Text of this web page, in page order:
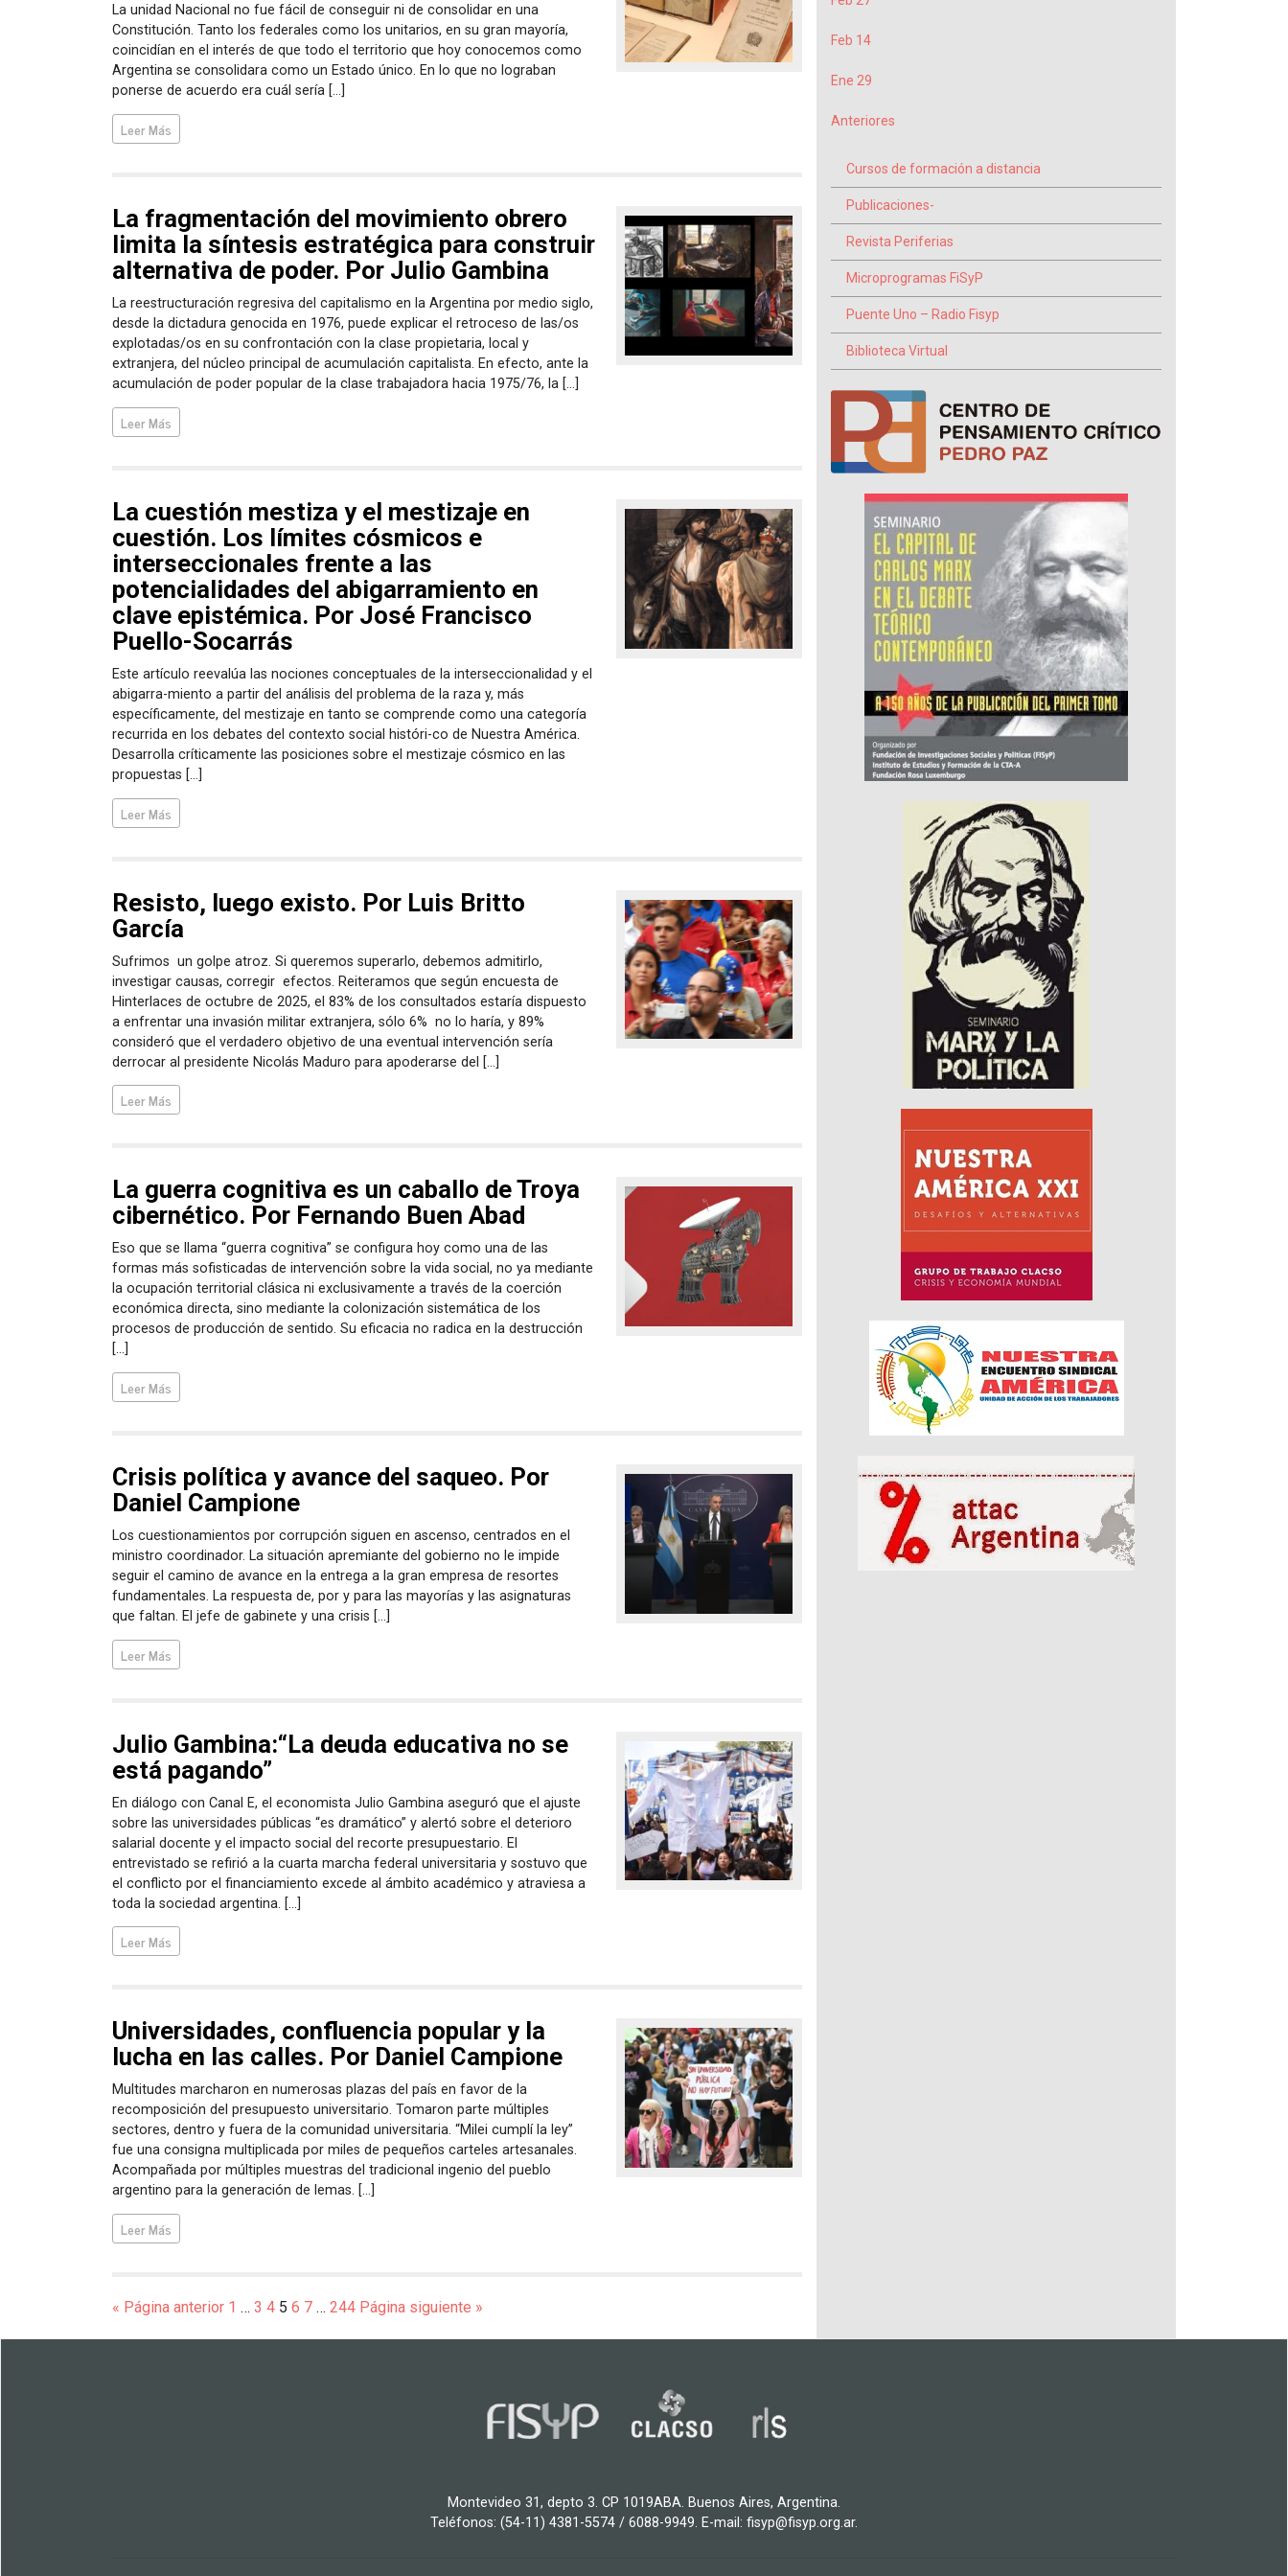
La unidad Nacional no fue fácil de conseguir ni de consolidar en una
Constitución. Tanto los federales como los unitarios, en su gran mayoría,
coincidían en el interés de que todo el territorio que hoy conocemos como
Argentina se consolidara como un Estado único. En lo que no lograban
ponerse de acuerdo era cuál sería […]
Leer Más
La fragmentación del movimiento obrero
limita la síntesis estratégica para construir
alternativa de poder. Por Julio Gambina
La reestructuración regresiva del capitalismo en la Argentina por medio siglo,
desde la dictadura genocida en 1976, puede explicar el retroceso de las/os
explotadas/os en su confrontación con la clase propietaria, local y
extranjera, del núcleo principal de acumulación capitalista. En efecto, ante la
acumulación de poder popular de la clase trabajadora hacia 1975/76, la […]
Leer Más
La cuestión mestiza y el mestizaje en
cuestión. Los límites cósmicos e
interseccionales frente a las
potencialidades del abigarramiento en
clave epistémica. Por José Francisco
Puello-Socarrás
Este artículo reevalúa las nociones conceptuales de la interseccionalidad y el
abigarra-miento a partir del análisis del problema de la raza y, más
específicamente, del mestizaje en tanto se comprende como una categoría
recurrida en los debates del contexto social históri-co de Nuestra América.
Desarrolla críticamente las posiciones sobre el mestizaje cósmico en las
propuestas […]
Leer Más
Resisto, luego existo. Por Luis Britto
García
Sufrimos un golpe atroz. Si queremos superarlo, debemos admitirlo,
investigar causas, corregir efectos. Reiteramos que según encuesta de
Hinterlaces de octubre de 2025, el 83% de los consultados estaría dispuesto
a enfrentar una invasión militar extranjera, sólo 6% no lo haría, y 89%
consideró que el verdadero objetivo de una eventual intervención sería
derrocar al presidente Nicolás Maduro para apoderarse del […]
Leer Más
La guerra cognitiva es un caballo de Troya
cibernético. Por Fernando Buen Abad
Eso que se llama “guerra cognitiva” se configura hoy como una de las
formas más sofisticadas de intervención sobre la vida social, no ya mediante
la ocupación territorial clásica ni exclusivamente a través de la coerción
económica directa, sino mediante la colonización sistemática de los
procesos de producción de sentido. Su eficacia no radica en la destrucción
[…]
Leer Más
Crisis política y avance del saqueo. Por
Daniel Campione
Los cuestionamientos por corrupción siguen en ascenso, centrados en el
ministro coordinador. La situación apremiante del gobierno no le impide
seguir el camino de avance en la entrega a la gran empresa de resortes
fundamentales. La respuesta de, por y para las mayorías y las asignaturas
que faltan. El jefe de gabinete y una crisis […]
Leer Más
Julio Gambina:“La deuda educativa no se
está pagando”
En diálogo con Canal E, el economista Julio Gambina aseguró que el ajuste
sobre las universidades públicas “es dramático” y alertó sobre el deterioro
salarial docente y el impacto social del recorte presupuestario. El
entrevistado se refirió a la cuarta marcha federal universitaria y sostuvo que
el conflicto por el financiamiento excede al ámbito académico y atraviesa a
toda la sociedad argentina. […]
Leer Más
Universidades, confluencia popular y la
lucha en las calles. Por Daniel Campione
Multitudes marcharon en numerosas plazas del país en favor de la
recomposición del presupuesto universitario. Tomaron parte múltiples
sectores, dentro y fuera de la comunidad universitaria. “Milei cumplí la ley”
fue una consigna multiplicada por miles de pequeños carteles artesanales.
Acompañada por múltiples muestras del tradicional ingenio del pueblo
argentino para la generación de lemas. […]
Leer Más
« Página anterior 1 … 3 4 5 6 7 … 244 Página siguiente »
Feb 14
Ene 29
Anteriores
Cursos de formación a distancia
Publicaciones-
Revista Periferias
Microprogramas FiSyP
Puente Uno – Radio Fisyp
Biblioteca Virtual
Montevideo 31, depto 3. CP 1019ABA. Buenos Aires, Argentina.
Teléfonos: (54-11) 4381-5574 / 6088-9949. E-mail: fisyp@fisyp.org.ar.